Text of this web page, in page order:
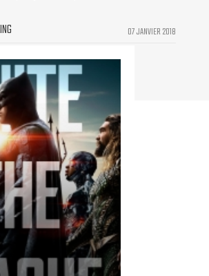
07 JANVIER 2018